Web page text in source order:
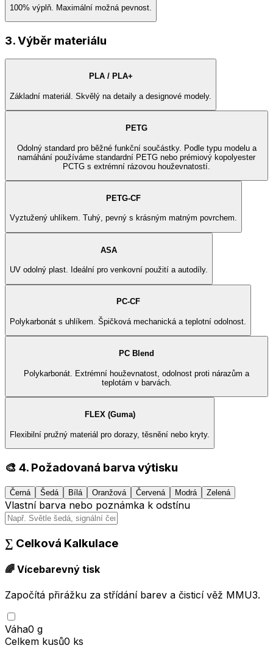
100% výplň. Maximální možná pevnost.
3. Výběr materiálu
PLA / PLA+
Základní materiál. Skvělý na detaily a designové modely.
PETG
Odolný standard pro běžné funkční součástky. Podle typu modelu a
namáhání používáme standardní PETG nebo prémiový kopolyester
PCTG s extrémní rázovou houževnatostí.
PETG-CF
Vyztužený uhlíkem. Tuhý, pevný s krásným matným povrchem.
ASA
UV odolný plast. Ideální pro venkovní použití a autodíly.
PC-CF
Polykarbonát s uhlíkem. Špičková mechanická a teplotní odolnost.
PC Blend
Polykarbonát. Extrémní houževnatost, odolnost proti nárazům a
teplotám v barvách.
FLEX (Guma)
Flexibilní pružný materiál pro dorazy, těsnění nebo kryty.
🎨 4. Požadovaná barva výtisku
Černá Šedá Bílá Oranžová Červená Modrá Zelená
Vlastní barva nebo poznámka k odstínu
∑ Celková Kalkulace
🌈 Vícebarevný tisk
Započítá přirážku za střídání barev a čisticí věž MMU3.
Váha0 g
Celkem kusů0 ks